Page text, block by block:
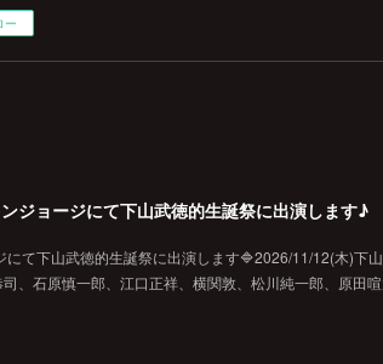
ー
ジョージにて下山武徳的生誕祭に出演します♪
て下山武徳的生誕祭に出演します🔷2026/11/12(木)下
、石原慎一郎、江口正祥、横関敦、松川純一郎、原田